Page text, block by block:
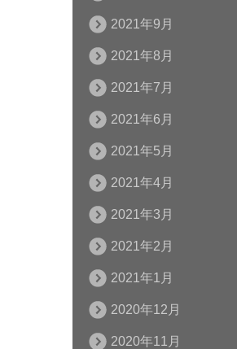
2021年9月
2021年8月
2021年7月
2021年6月
2021年5月
2021年4月
2021年3月
2021年2月
2021年1月
2020年12月
2020年11月